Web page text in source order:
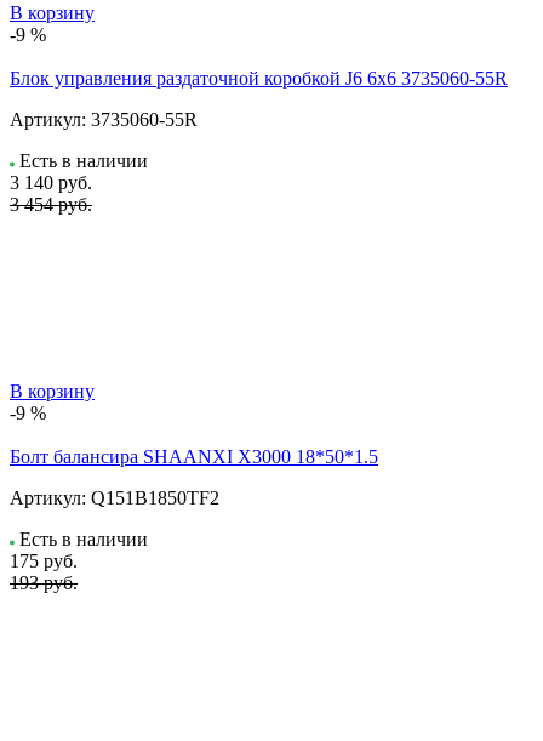
В корзину
-9 %
Блок управления раздаточной коробкой J6 6x6 3735060-55R
Артикул: 3735060-55R
Есть в наличии
3 140 руб.
3 454 руб.
В корзину
-9 %
Болт балансира SHAANXI Х3000 18*50*1.5
Артикул: Q151B1850TF2
Есть в наличии
175 руб.
193 руб.